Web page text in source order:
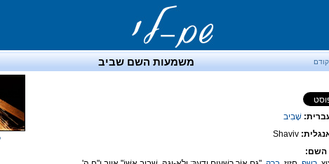
משמעות השם שביב
שָׁבִיב
Shaviv
השם: